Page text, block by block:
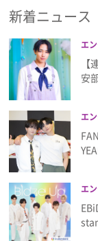
エンタメ
ライフスタ
プレゼント
インタビュ
フィルム
Emoメン
新着ニュース
エ
安
エ
エ